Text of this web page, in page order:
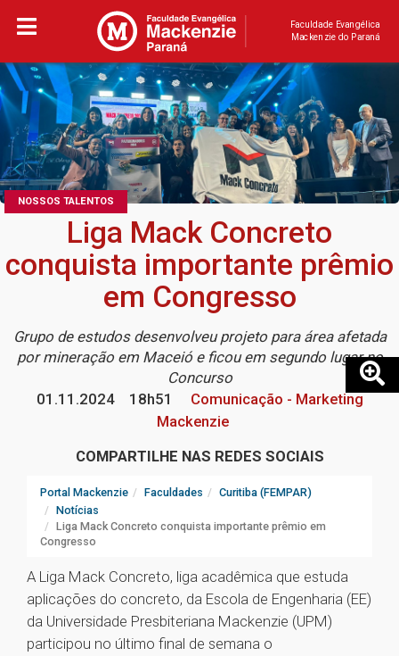
Faculdade Evangélica
Mackenzie do Paraná
NOSSOS TALENTOS
Liga Mack Concreto
conquista importante prêmio
em Congresso
Grupo de estudos desenvolveu projeto para área afetada
por mineração em Maceió e ficou em segundo lugar no
Concurso
01.11.2024
18h51
Comunicação - Marketing
Mackenzie
COMPARTILHE NAS REDES SOCIAIS
Portal Mackenzie Faculdades
Curitiba (FEMPAR)
Notícias
Liga Mack Concreto conquista importante prêmio em
Congresso
A Liga Mack Concreto, liga acadêmica que estuda
aplicações do concreto, da Escola de Engenharia (EE)
da Universidade Presbiteriana Mackenzie (UPM)
participou no último final de semana o